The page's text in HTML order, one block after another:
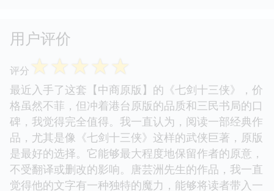
用户评价
评分 ☆☆☆☆☆
最近入手了这套【中商原版】的《七剑十三侠》，价
格虽然不菲，但冲着港台原版的品质和三民书局的口
碑，我觉得完全值得。我一直认为，阅读一部经典作
品，尤其是像《七剑十三侠》这样的武侠巨著，原版
是最好的选择。它能够最大程度地保留作者的原意，
不受翻译或删改的影响。唐芸洲先生的作品，我一直
觉得他的文字有一种独特的魔力，能够将读者带入一